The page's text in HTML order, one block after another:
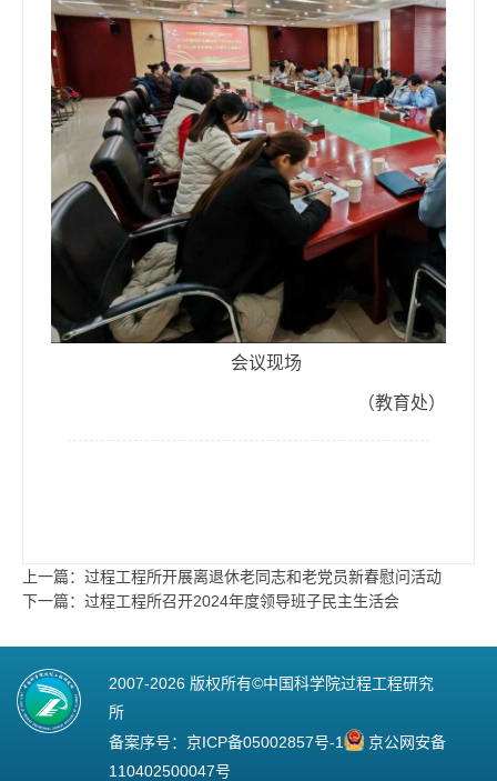
会议现场
（教育处）
上一篇：过程工程所开展离退休老同志和老党员新春慰问活动
下一篇：过程工程所召开2024年度领导班子民主生活会
2007-2026 版权所有©中国科学院过程工程研究
所
备案序号： 京ICP备05002857号-1
京公网安备
110402500047号